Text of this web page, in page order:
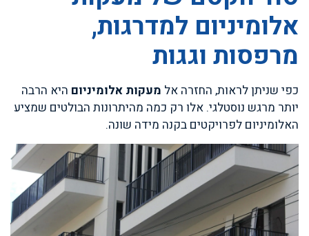
אלומיניום למדרגות,
מרפסות וגגות
כפי שניתן לראות, החזרה אל מעקות אלומיניום היא הרבה
יותר מרגש נוסטלגי. אלו רק כמה מהיתרונות הבולטים שמציע
האלומיניום לפרויקטים בקנה מידה שונה.